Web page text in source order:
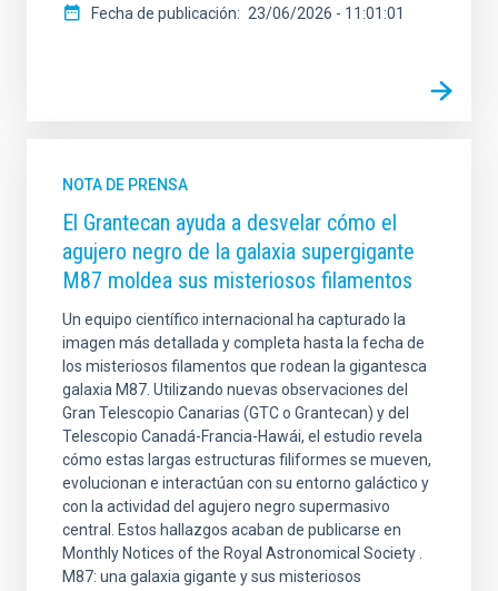
Fecha de publicación 23/06/2026 - 11:01:01
NOTA DE PRENSA
El Grantecan ayuda a desvelar cómo el
agujero negro de la galaxia supergigante
M87 moldea sus misteriosos filamentos
Un equipo científico internacional ha capturado la
imagen más detallada y completa hasta la fecha de
los misteriosos filamentos que rodean la gigantesca
galaxia M87. Utilizando nuevas observaciones del
Gran Telescopio Canarias (GTC o Grantecan) y del
Telescopio Canadá-Francia-Hawái, el estudio revela
cómo estas largas estructuras filiformes se mueven,
evolucionan e interactúan con su entorno galáctico y
con la actividad del agujero negro supermasivo
central. Estos hallazgos acaban de publicarse en
Monthly Notices of the Royal Astronomical Society .
M87: una galaxia gigante y sus misteriosos